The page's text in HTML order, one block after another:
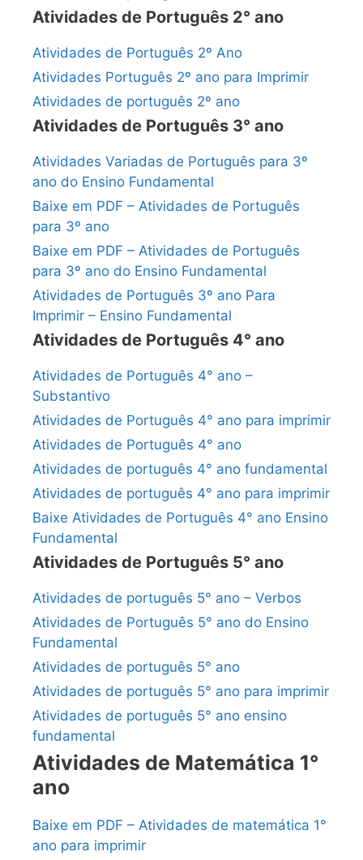
Atividades de Português 2° ano
Atividades de Português 2º Ano
Atividades Português 2º ano para Imprimir
Atividades de português 2º ano
Atividades de Português 3° ano
Atividades Variadas de Português para 3º
ano do Ensino Fundamental
Baixe em PDF – Atividades de Português
para 3º ano
Baixe em PDF – Atividades de Português
para 3º ano do Ensino Fundamental
Atividades de Português 3º ano Para
Imprimir – Ensino Fundamental
Atividades de Português 4° ano
Atividades de Português 4° ano –
Substantivo
Atividades de Português 4° ano para imprimir
Atividades de Português 4° ano
Atividades de português 4° ano fundamental
Atividades de português 4° ano para imprimir
Baixe Atividades de Português 4° ano Ensino
Fundamental
Atividades de Português 5° ano
Atividades de português 5° ano – Verbos
Atividades de Português 5° ano do Ensino
Fundamental
Atividades de português 5° ano
Atividades de português 5° ano para imprimir
Atividades de português 5° ano ensino
fundamental
Atividades de Matemática 1°
ano
Baixe em PDF – Atividades de matemática 1°
ano para imprimir